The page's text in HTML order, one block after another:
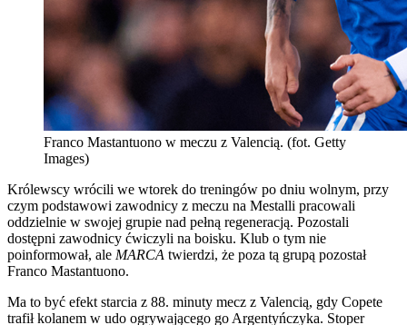
Franco Mastantuono w meczu z Valencią. (fot. Getty
Images)
Królewscy wrócili we wtorek do treningów po dniu wolnym, przy
czym podstawowi zawodnicy z meczu na Mestalli pracowali
oddzielnie w swojej grupie nad pełną regeneracją. Pozostali
dostępni zawodnicy ćwiczyli na boisku. Klub o tym nie
poinformował, ale MARCA twierdzi, że poza tą grupą pozostał
Franco Mastantuono.
Ma to być efekt starcia z 88. minuty mecz z Valencią, gdy Copete
trafił kolanem w udo ogrywającego go Argentyńczyka. Stoper